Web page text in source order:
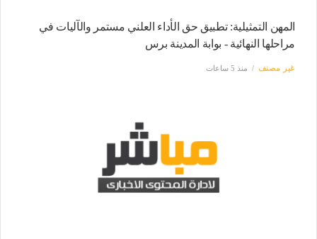
المهن التمثيلية: تطبيق حق الأداء العلني مستمر والآليات في
مراحلها النهائية - بوابة المدينة برس
غير مصنف منذ 5 ساعات